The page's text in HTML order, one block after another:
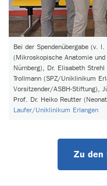
Bei der Spendenübergabe (v.
(Mikroskopische Anatomie
Nürnberg), Dr. Elisabeth
Trollmann (SPZ/Uniklinikum
Vorsitzender/ASBH-Stiftung),
Prof. Dr. Heiko Reutter
Laufer/Uniklinikum Erlangen
Zu den